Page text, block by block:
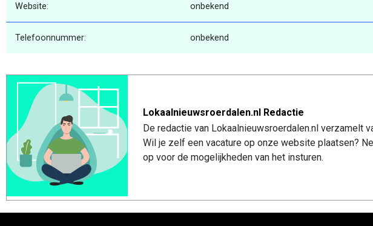
Website: onbekend
Telefoonnummer: onbekend
Lokaalnieuwsroerdalen.nl Redactie
De redactie van Lokaalnieuwsroerdalen.nl verzamelt
Wil je zelf een vacature op onze website plaatsen?
op voor de mogelijkheden van het insturen.